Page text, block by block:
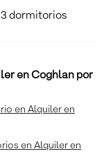
dormitorios
en Coghlan por
en Alquiler en
en Alquiler en